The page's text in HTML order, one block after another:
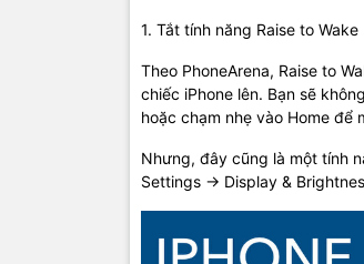
1. Tắt tính năng Raise to Wake
Theo PhoneArena, Raise to
chiếc iPhone lên. Bạn sẽ
hoặc chạm nhẹ vào Home để
Nhưng, đây cũng là một tính
Settings -> Display &